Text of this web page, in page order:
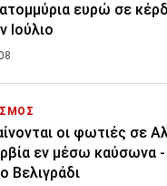
ευρώ σε
Ιούλιο
οι φωτιές σε
εν μέσω καύσωνα
Βελιγράδι